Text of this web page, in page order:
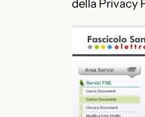
della Privacy